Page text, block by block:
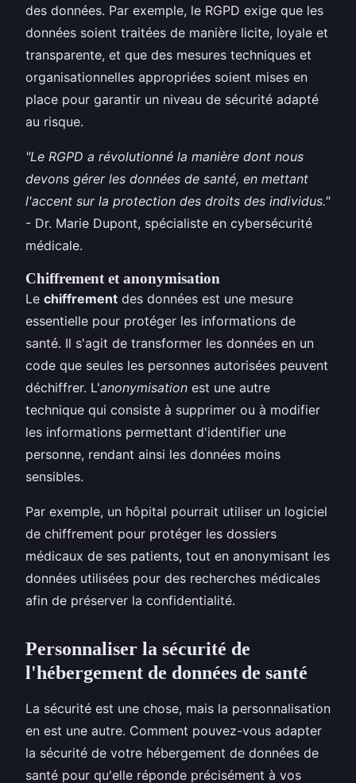
des données. Par exemple, le RGPD exige que les
données soient traitées de manière licite, loyale et
transparente, et que des mesures techniques et
organisationnelles appropriées soient mises en
place pour garantir un niveau de sécurité adapté
au risque.
"Le RGPD a révolutionné la manière dont nous
devons gérer les données de santé, en mettant
l'accent sur la protection des droits des individus."
- Dr. Marie Dupont, spécialiste en cybersécurité
médicale.
Chiffrement et anonymisation
Le chiffrement des données est une mesure
essentielle pour protéger les informations de
santé. Il s'agit de transformer les données en un
code que seules les personnes autorisées peuvent
déchiffrer. L'anonymisation est une autre
technique qui consiste à supprimer ou à modifier
les informations permettant d'identifier une
personne, rendant ainsi les données moins
sensibles.
Par exemple, un hôpital pourrait utiliser un logiciel
de chiffrement pour protéger les dossiers
médicaux de ses patients, tout en anonymisant les
données utilisées pour des recherches médicales
afin de préserver la confidentialité.
Personnaliser la sécurité de
l'hébergement de données de santé
La sécurité est une chose, mais la personnalisation
en est une autre. Comment pouvez-vous adapter
la sécurité de votre hébergement de données de
santé pour qu'elle réponde précisément à vos